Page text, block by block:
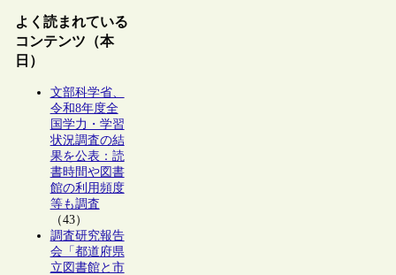
よく読まれている
コンテンツ（本
日）
文部科学省、
令和8年度全
国学力・学習
状況調査の結
果を公表：読
書時間や図書
館の利用頻度
等も調査
（43）
調査研究報告
会「都道府県
立図書館と市